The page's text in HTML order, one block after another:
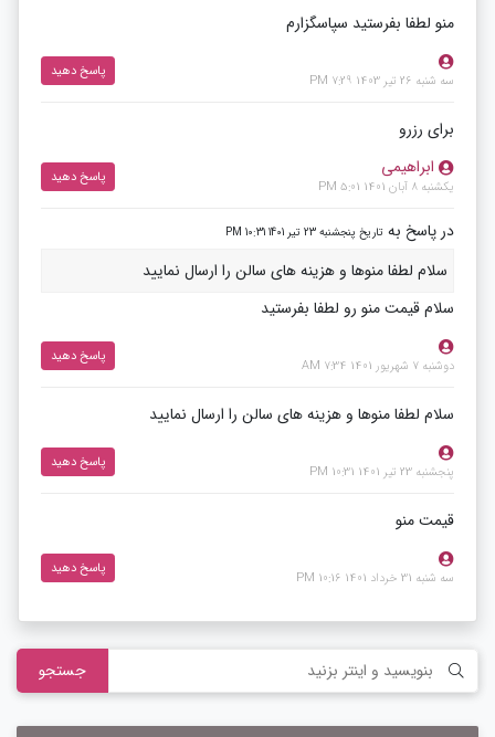
منو لطفا بفرستید سپاسگزارم
سه شنبه 26 تیر 1403 7:29 PM
پاسخ دهید
برای رزرو
ابراهیمی
یکشنبه 8 آبان 1401 5:01 PM
پاسخ دهید
در پاسخ به تاریخ پنجشنبه 23 تیر 1401 10:31 PM
سلام لطفا منوها و هزینه های سالن را ارسال نمایید
سلام قیمت منو رو لطفا بفرستيد
دوشنبه 7 شهریور 1401 7:34 AM
پاسخ دهید
سلام لطفا منوها و هزینه های سالن را ارسال نمایید
پنجشنبه 23 تیر 1401 10:31 PM
پاسخ دهید
قیمت منو
سه شنبه 31 خرداد 1401 10:16 PM
پاسخ دهید
جستجو